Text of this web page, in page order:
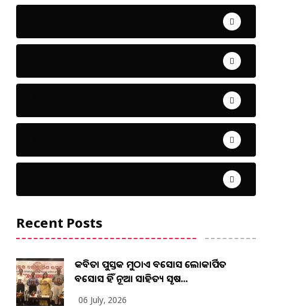
Recent Posts
କବିତା ପୁସ୍ତକ ମୁଠାଏ ଅବସୋସ ଲୋକାର୍ପିତ
ଅବସୋସ ହିଁ ନୂଆ ସାହିତ୍ୟ ସୃଷ...
06 July, 2026